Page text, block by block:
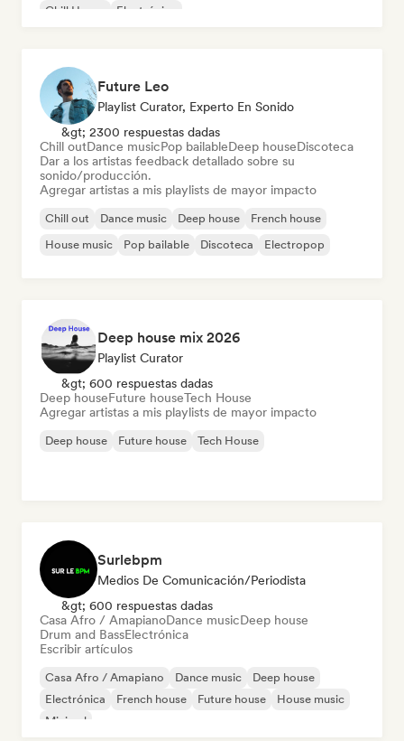
Chill House
Electrónica
Future Leo
Playlist Curator, Experto En Sonido
&gt; 2300 respuestas dadas
Chill outDance musicPop bailableDeep houseDiscoteca
Dar a los artistas feedback detallado sobre su
sonido/producción.
Agregar artistas a mis playlists de mayor impacto
Chill out Dance music Deep house
French house
House music
Pop bailable Discoteca Electropop
Deep house mix 2026
Playlist Curator
&gt; 600 respuestas dadas
Deep houseFuture houseTech House
Agregar artistas a mis playlists de mayor impacto
Deep house Future house Tech House
Surlebpm
Medios De Comunicación/Periodista
&gt; 600 respuestas dadas
Casa Afro / AmapianoDance musicDeep house
Drum and BassElectrónica
Escribir artículos
Casa Afro / Amapiano Dance music
Deep house
Electrónica
French house Future house
House music
Minimal